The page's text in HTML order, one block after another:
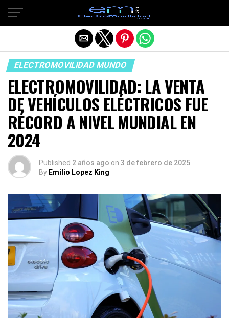
ELECTROMOVILIDAD MUNDO
ELECTROMOVILIDAD: LA VENTA
DE VEHÍCULOS ELÉCTRICOS FUE
RÉCORD A NIVEL MUNDIAL EN
2024
Published 2 años ago on 3 de febrero de 2025
By Emilio Lopez King
Salir de la versión móvil